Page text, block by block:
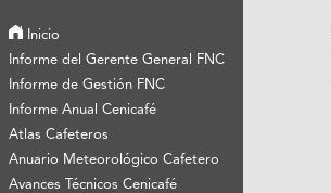
Inicio
Informe del Gerente General FNC
Informe de Gestión FNC
Informe Anual Cenicafé
Atlas Cafeteros
Anuario Meteorológico Cafetero
Avances Técnicos Cenicafé